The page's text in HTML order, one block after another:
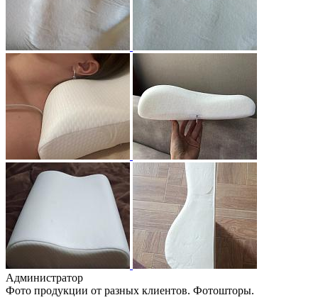
Администратор
Фото продукции от разных клиентов. Фотошторы.